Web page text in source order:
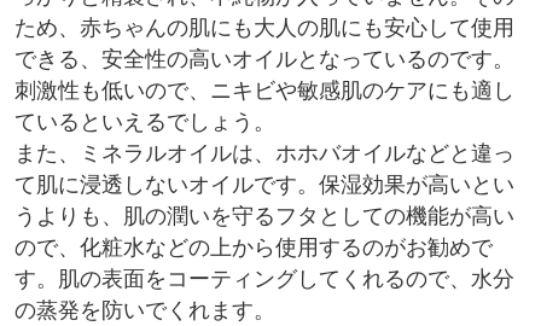
ため、赤ちゃんの肌にも大人の肌にも安心して使用
できる、安全性の高いオイルとなっているのです。
刺激性も低いので、ニキビや敏感肌のケアにも適し
ているといえるでしょう。
また、ミネラルオイルは、ホホバオイルなどと違っ
て肌に浸透しないオイルです。保湿効果が高いとい
うよりも、肌の潤いを守るフタとしての機能が高い
ので、化粧水などの上から使用するのがお勧めで
す。肌の表面をコーティングしてくれるので、水分
の蒸発を防いでくれます。